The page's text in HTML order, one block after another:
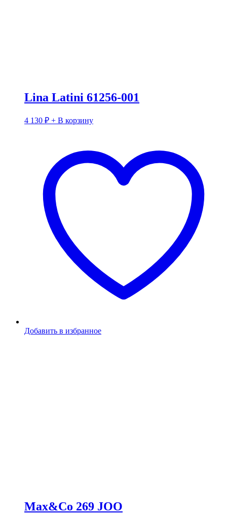
Lina Latini 61256-001
4 130 ₽ + В корзину
Добавить в избранное
Max&Co 269 JOO